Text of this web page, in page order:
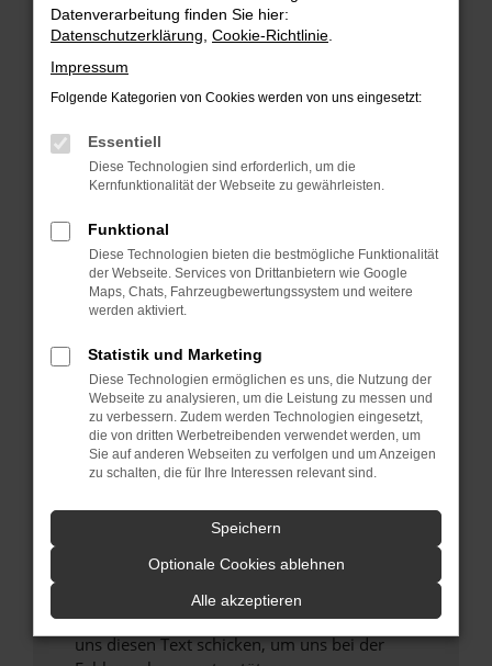
Überprüfe deine Firewall und deine
Laden andere Webseiten, zum Beispiel deine
Suchmaschine?
Prüfe deine Browsererweiterungen.
Manche Erweiterungen, wie Werbeblocker,
können das Laden bestimmter Seiten
anderen Browser oder in einem privaten
Fenster?
Starte dein Gerät neu.
Das kann manchmal helfen, vorübergehende
Stelle sicher, dass dein Browser und dein
Betriebssystem auf dem neuesten Stand
sind.
Veraltete Software birgt nicht nur ein
Sicherheitsrisiko, sondern kann auch dazu
unterstützt werden.
Wenn du alle oben genannten Schritte versucht
hast, kontaktiere uns bitte. Wir werden
versuchen, das Problem zu beheben. Du kannst
uns diesen Text schicken, um uns bei der
Datenverarbeitung finden Sie hier:
Datenschutzerklärung Cookie-Richtlinie
Impressum
Folgende Kategorien von Cookies werden von uns eingesetzt:
Essentiell
Diese Technologien sind erforderlich, um die
Kernfunktionalität der Webseite zu gewährleisten.
Funktional
Diese Technologien bieten die bestmögliche Funktionalität
der Webseite. Services von Drittanbietern wie Google
Maps, Chats, Fahrzeugbewertungssystem und weitere
werden aktiviert.
Statistik und Marketing
Diese Technologien ermöglichen es uns, die Nutzung der
Webseite zu analysieren, um die Leistung zu messen und
zu verbessern. Zudem werden Technologien eingesetzt,
die von dritten Werbetreibenden verwendet werden, um
Sie auf anderen Webseiten zu verfolgen und um Anzeigen
zu schalten, die für Ihre Interessen relevant sind.
Speichern
Optionale Cookies ablehnen
Alle akzeptieren